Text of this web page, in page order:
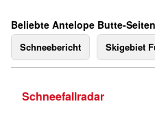
Beliebte Antelope Butte-Seiten
Schneebericht Skigebiet
Schneefallradar